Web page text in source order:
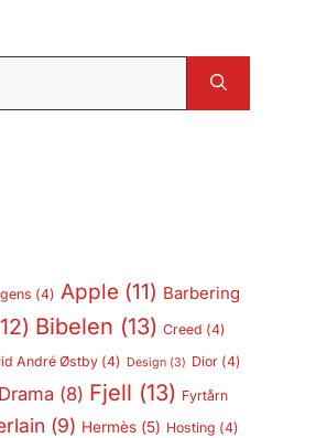
(4) Apple (11) Barbering
Bibelen (13) Creed (4)
André Østby(4) Design(3) Dior(4)
Drama (8) Fjell (13) Fyrtårn
(9) Hermès(5) Hosting (4)